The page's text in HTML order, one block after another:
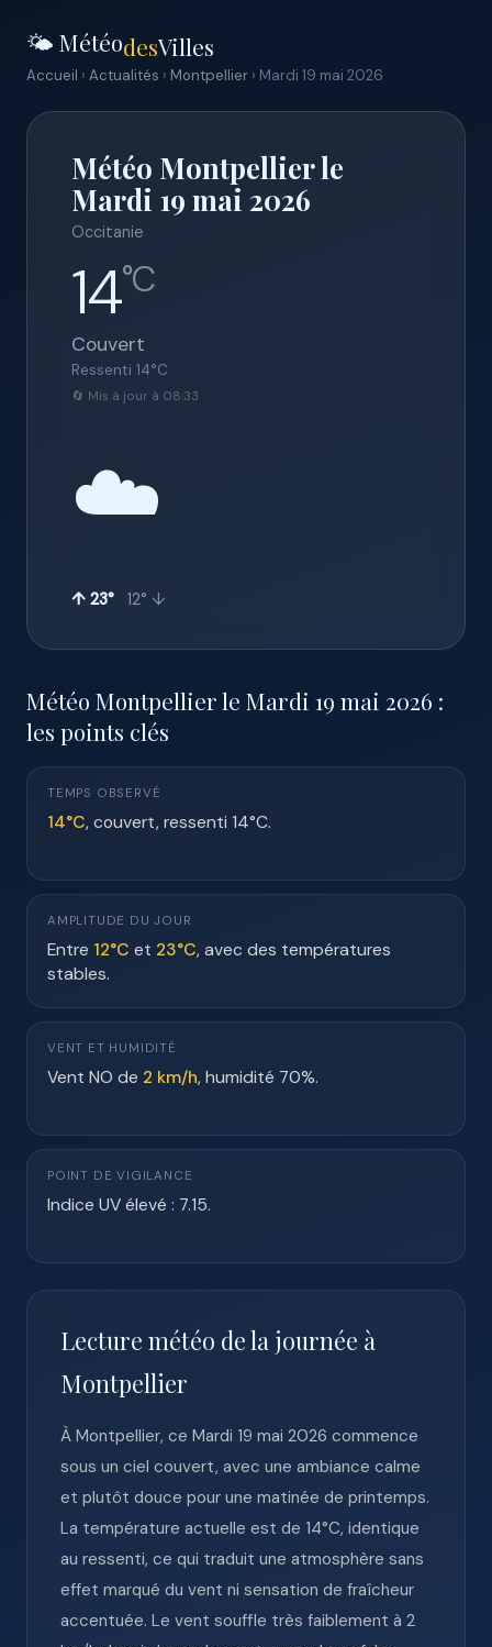
🌤️ MétéodesVilles
Accueil › Actualités › Montpellier › Mardi 19 mai 2026
Météo Montpellier le
Mardi 19 mai 2026
Occitanie
14°C
Couvert
Ressenti 14°C
🔄 Mis à jour à 08:33
☁️
↑ 23° 12° ↓
Météo Montpellier le Mardi 19 mai 2026 :
les points clés
TEMPS OBSERVÉ
14°C, couvert, ressenti 14°C.
AMPLITUDE DU JOUR
Entre 12°C et 23°C, avec des températures
stables.
VENT ET HUMIDITÉ
Vent NO de 2 km/h, humidité 70%.
POINT DE VIGILANCE
Indice UV élevé : 7.15.
Lecture météo de la journée à
Montpellier
À Montpellier, ce Mardi 19 mai 2026 commence
sous un ciel couvert, avec une ambiance calme
et plutôt douce pour une matinée de printemps.
La température actuelle est de 14°C, identique
au ressenti, ce qui traduit une atmosphère sans
effet marqué du vent ni sensation de fraîcheur
accentuée. Le vent souffle très faiblement à 2